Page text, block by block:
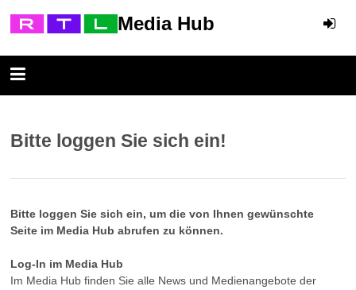
Media Hub
Bitte loggen Sie sich ein!
Bitte loggen Sie sich ein, um die von Ihnen gewünschte
Seite im Media Hub abrufen zu können.
Log-In im Media Hub
Im Media Hub finden Sie alle News und Medienangebote der